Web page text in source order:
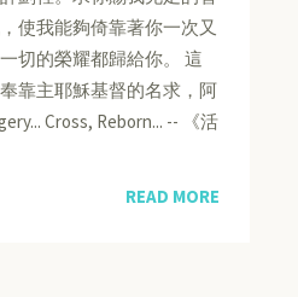
使我能夠倚靠著你一次又
切的榮耀都歸給你。 這
靠主耶穌基督的名求，阿
Cross, Reborn... -- 《活
READ MORE